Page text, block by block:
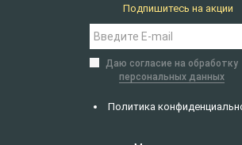
Политика
Подпишитесь на акции
Даю согласие на обработку
персональных данных